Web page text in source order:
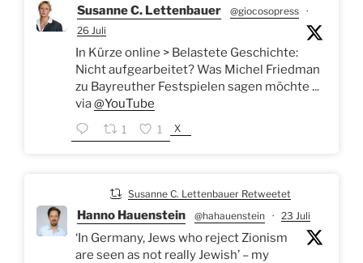
Susanne C. Lettenbauer @giocosopress ·
26 Juli
In Kürze online > Belastete Geschichte:
Nicht aufgearbeitet? Was Michel Friedman
zu Bayreuther Festspielen sagen möchte ...
via@YouTube
1 1 X
Susanne C. Lettenbauer Retweetet
Hanno Hauenstein @hahauenstein · 23 Juli
‘In Germany, Jews who reject Zionism
are seen as not really Jewish’ – my